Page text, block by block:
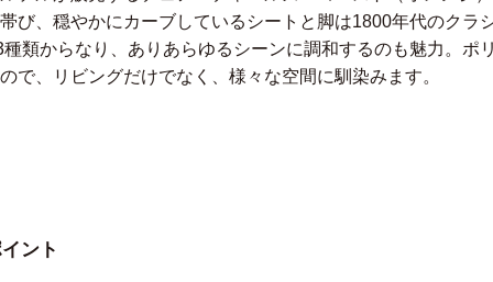
び、穏やかにカーブしているシートと脚は1800年代のクラ
類からなり、ありあらゆるシーンに調和するのも魅力。ポ
で、リビングだけでなく、様々な空間に馴染みます。
ント